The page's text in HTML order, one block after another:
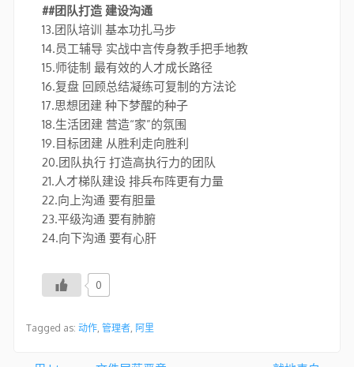
##团队打造 建设沟通
13.团队培训 基本功扎马步
14.员工辅导 实战中言传身教手把手地教
15.师徒制 最有效的人才成长路径
16.复盘 回顾总结凝练可复制的方法论
17.思想团建 种下梦醒的种子
18.生活团建 营造“家”的氛围
19.目标团建 从胜利走向胜利
20.团队执行 打造高执行力的团队
21.人才梯队建设 排兵布阵更有力量
22.向上沟通 要有胆量
23.平级沟通 要有肺腑
24.向下沟通 要有心肝
0
Tagged as: 动作, 管理者, 阿里